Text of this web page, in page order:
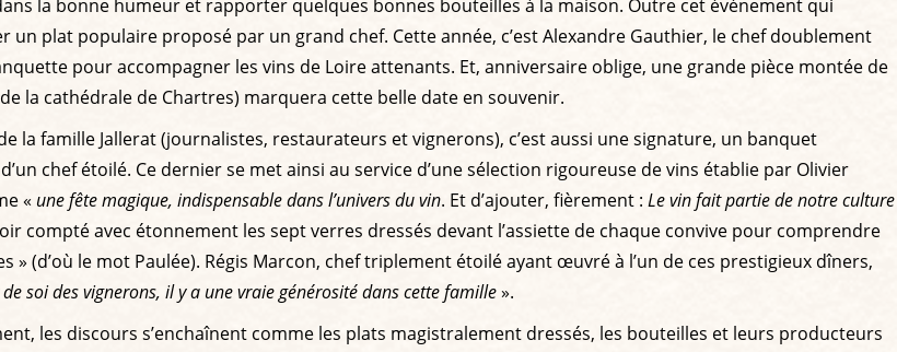
la bonne humeur et rapporter quelques bonnes bouteilles à la maison. Outre cet événement qui
un plat populaire proposé par un grand chef. Cette année, c’est Alexandre Gauthier, le chef doublement
pour accompagner les vins de Loire attenants. Et, anniversaire oblige, une grande pièce montée de
la cathédrale de Chartres) marquera cette belle date en souvenir.
la famille Jallerat (journalistes, restaurateurs et vignerons), c’est aussi une signature, un banquet
chef étoilé. Ce dernier se met ainsi au service d’une sélection rigoureuse de vins établie par Olivier
« une fête magique, indispensable dans l’univers du vin. Et d’ajouter, fièrement : Le vin fait partie de notre culture
compté avec étonnement les sept verres dressés devant l’assiette de chaque convive pour comprendre
(d’où le mot Paulée). Régis Marcon, chef triplement étoilé ayant œuvré à l’un de ces prestigieux dîners,
soi des vignerons, il y a une vraie générosité dans cette famille».
les discours s’enchaînent comme les plats magistralement dressés, les bouteilles et leurs producteurs